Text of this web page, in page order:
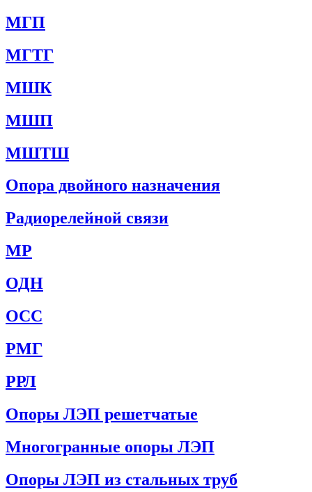
МГП
МГТГ
МШК
МШП
МШТШ
Опора двойного назначения
Радиорелейной связи
МР
ОДН
ОСС
РМГ
РРЛ
Опоры ЛЭП решетчатые
Многогранные опоры ЛЭП
Опоры ЛЭП из стальных труб